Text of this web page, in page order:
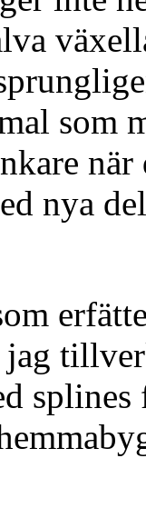
som
när
nya